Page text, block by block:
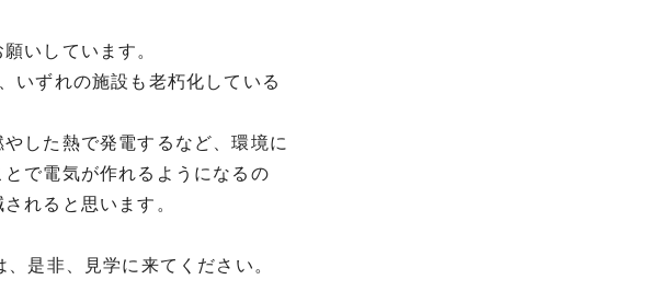
いしています。
いずれの施設も老朽化している
した熱で発電するなど、環境に
で電気が作れるようになるの
れると思います。
是非、見学に来てください。